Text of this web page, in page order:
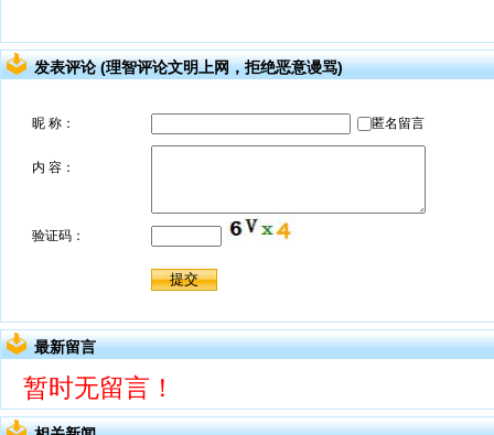
发表评论 (理智评论文明上网，拒绝恶意谩骂)
最新留言
暂时无留言！